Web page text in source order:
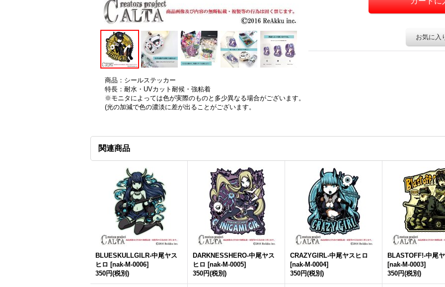
お気に入
商品：シールステッカー
特長：耐水・UVカット耐候・強粘着
※モニタによっては色が実際のものと多少異なる場合がございます。
(光の加減で色の濃淡に差が出ることがございます。
関連商品
BLUESKULLGILR-中尾ヤス
ヒロ [nak-M-0006]
350円(税別)
DARKNESSHERO-中尾ヤス
ヒロ [nak-M-0005]
350円(税別)
CRAZYGIRL-中尾ヤスヒロ
[nak-M-0004]
350円(税別)
BLASTOFF!-中尾
[nak-M-0003]
350円(税別)